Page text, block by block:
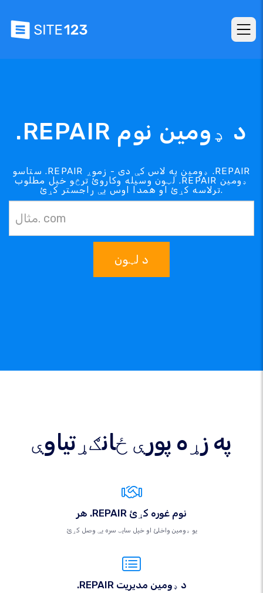
.REPAIR د ډومین نوم
ستاسو .REPAIR ډومین په لاس کې دی - زموږ .REPAIR
لټون وسیله وکاروئ ترڅو خپل مطلوب .REPAIR ډومین
ترلاسه کړئ او همدا اوس یې راجستر کړئ.
د لټون
په زړه پورې ځانګړتیاوې
هر .REPAIR نوم غوره کړئ
یو ډومین واخلئ او خپل سایټ سره یې وصل کړئ
.REPAIR د ډومین مدیریت